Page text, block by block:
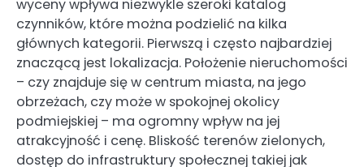
wyceny wpływa niezwykle szeroki katalog
czynników, które można podzielić na kilka
głównych kategorii. Pierwszą i często najbardziej
znaczącą jest lokalizacja. Położenie nieruchomości
– czy znajduje się w centrum miasta, na jego
obrzeżach, czy może w spokojnej okolicy
podmiejskiej – ma ogromny wpływ na jej
atrakcyjność i cenę. Bliskość terenów zielonych,
dostęp do infrastruktury społecznej takiej jak